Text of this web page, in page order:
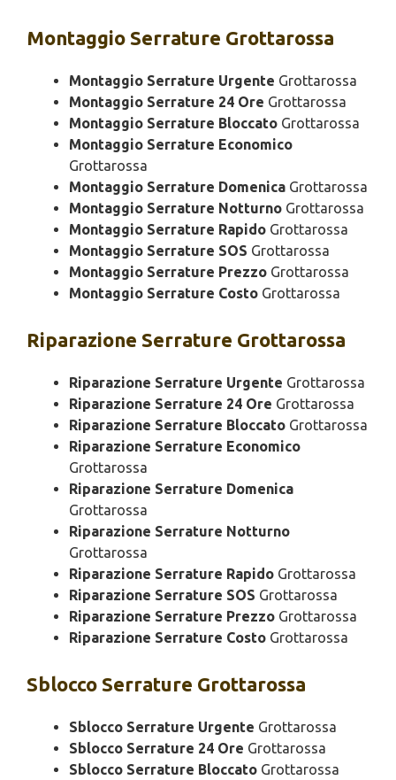
Montaggio Serrature Grottarossa
Montaggio Serrature Urgente Grottarossa
Montaggio Serrature 24 Ore Grottarossa
Montaggio Serrature Bloccato Grottarossa
Montaggio Serrature Economico
Grottarossa
Montaggio Serrature Domenica Grottarossa
Montaggio Serrature Notturno Grottarossa
Montaggio Serrature Rapido Grottarossa
Montaggio Serrature SOS Grottarossa
Montaggio Serrature Prezzo Grottarossa
Montaggio Serrature Costo Grottarossa
Riparazione Serrature Grottarossa
Riparazione Serrature Urgente Grottarossa
Riparazione Serrature 24 Ore Grottarossa
Riparazione Serrature Bloccato Grottarossa
Riparazione Serrature Economico
Grottarossa
Riparazione Serrature Domenica
Grottarossa
Riparazione Serrature Notturno
Grottarossa
Riparazione Serrature Rapido Grottarossa
Riparazione Serrature SOS Grottarossa
Riparazione Serrature Prezzo Grottarossa
Riparazione Serrature Costo Grottarossa
Sblocco Serrature Grottarossa
Sblocco Serrature Urgente Grottarossa
Sblocco Serrature 24 Ore Grottarossa
Sblocco Serrature Bloccato Grottarossa